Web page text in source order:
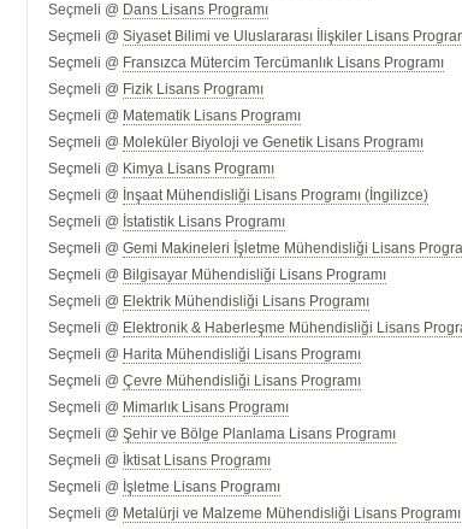
Seçmeli @ Dans Lisans Programı
Seçmeli @Siyaset Bilimi ve Uluslararası İlişkiler Lisans
Seçmeli @ Fransızca Mütercim Tercümanlık Lisans Programı
Seçmeli @ Fizik Lisans Programı
Seçmeli @ Matematik Lisans Programı
Seçmeli @ Moleküler Biyoloji ve Genetik Lisans Programı
Seçmeli @ Kimya Lisans Programı
Seçmeli @ İnşaat Mühendisliği Lisans Programı (İngilizce)
Seçmeli @ İstatistik Lisans Programı
Seçmeli @Gemi Makineleri İşletme Mühendisliği Lisans
Seçmeli @ Bilgisayar Mühendisliği Lisans Programı
Seçmeli @ Elektrik Mühendisliği Lisans Programı
Seçmeli @ Elektronik & Haberleşme Mühendisliği Lisans
Seçmeli @ Harita Mühendisliği Lisans Programı
Seçmeli @Çevre Mühendisliği Lisans Programı
Seçmeli @ Mimarlık Lisans Programı
Seçmeli @Şehir ve Bölge Planlama Lisans Programı
Seçmeli @
İktisat Lisans Programı
Seçmeli @ İşletme Lisans Programı
Seçmeli @ Metalürji ve Malzeme Mühendisliği Lisans Programı